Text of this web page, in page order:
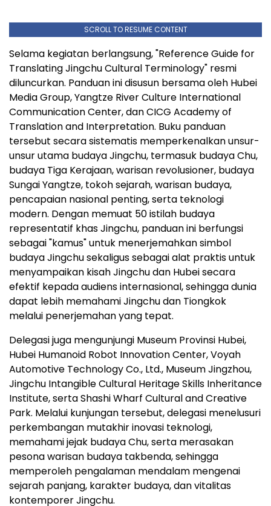
SCROLL TO RESUME CONTENT
Selama kegiatan berlangsung, "Reference Guide for
Translating Jingchu Cultural Terminology" resmi
diluncurkan. Panduan ini disusun bersama oleh Hubei
Media Group, Yangtze River Culture International
Communication Center, dan CICG Academy of
Translation and Interpretation. Buku panduan
tersebut secara sistematis memperkenalkan unsur-
unsur utama budaya Jingchu, termasuk budaya Chu,
budaya Tiga Kerajaan, warisan revolusioner, budaya
Sungai Yangtze, tokoh sejarah, warisan budaya,
pencapaian nasional penting, serta teknologi
modern. Dengan memuat 50 istilah budaya
representatif khas Jingchu, panduan ini berfungsi
sebagai "kamus" untuk menerjemahkan simbol
budaya Jingchu sekaligus sebagai alat praktis untuk
menyampaikan kisah Jingchu dan Hubei secara
efektif kepada audiens internasional, sehingga dunia
dapat lebih memahami Jingchu dan Tiongkok
melalui penerjemahan yang tepat.
Delegasi juga mengunjungi Museum Provinsi Hubei,
Hubei Humanoid Robot Innovation Center, Voyah
Automotive Technology Co., Ltd., Museum Jingzhou,
Jingchu Intangible Cultural Heritage Skills Inheritance
Institute, serta Shashi Wharf Cultural and Creative
Park. Melalui kunjungan tersebut, delegasi menelusuri
perkembangan mutakhir inovasi teknologi,
memahami jejak budaya Chu, serta merasakan
pesona warisan budaya takbenda, sehingga
memperoleh pengalaman mendalam mengenai
sejarah panjang, karakter budaya, dan vitalitas
kontemporer Jingchu.